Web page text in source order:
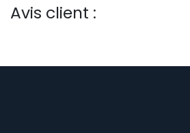
Avis client :